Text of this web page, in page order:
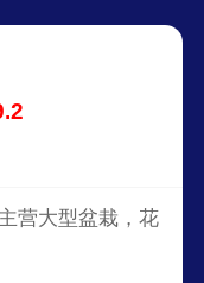
营大型盆栽，花